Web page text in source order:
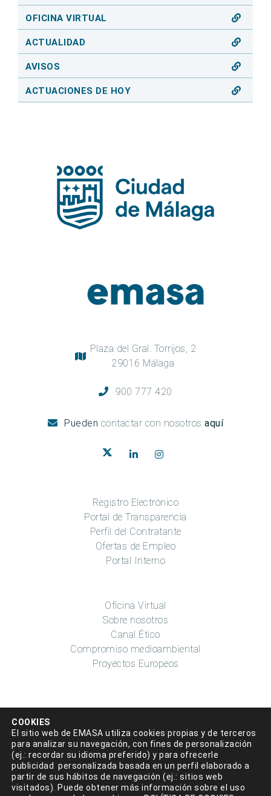
OFICINA VIRTUAL
ACTUALIDAD
AVISOS
ACTUACIONES DE HOY
Plaza del Gral. Torrijos, 2
29016 Málaga
900 777 420
Pueden contactar con nosotros aquí
Registro Electrónico
Portal de Transparencia
Perfil del Contratante
Ofertas de Empleo
Portal Interno
Oficina Virtual
Sobre nosotros
Canal Ético
Compromiso medioambiental
Proyectos Europeos
Aviso legal|Política de privacidad|Condiciones de uso|
Accesibilidad|Política de cookies|Mapa del sitio
Política de Seguridad de la información
COOKIES
El sitio web de EMASA utiliza cookies propias y de terceros
para analizar su navegación, con fines de personalización
(ej.: recordar su idioma preferido) y para ofrecerle
publicidad personalizada basada en un perfil elaborado a
partir de sus hábitos de navegación (ej.: sitios web
visitados). Puede obtener más información sobre el uso